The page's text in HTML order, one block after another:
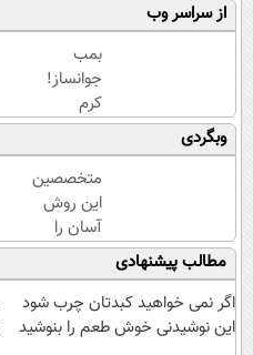
از سراسر وب
بمب
جوانساز!
کرم
بوتاکس
جلبک
اسپیرولینا50%تخفیف
وبگردی
متخصصین
این روش
آسان را
برای لاغری
شکم و
پهلو
معرفی
مطالب پیشنهادی
اگر نمی خواهید کبدتان چرب شود
این نوشیدنی خوش طعم را بنوشید